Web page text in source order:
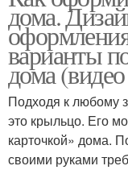
дома.
варианты
дома
Подходя к любому
это крыльцо. Его
карточкой» дома.
своими руками